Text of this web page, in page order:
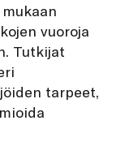
vuoroja
Tutkijat
tarpeet,